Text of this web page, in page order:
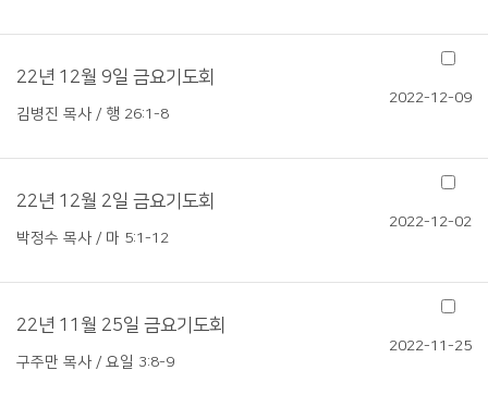
22년 12월 9일 금요기도회
김병진 목사 / 행 26:1-8
2022-12-09
22년 12월 2일 금요기도회
박정수 목사 / 마 5:1-12
2022-12-02
22년 11월 25일 금요기도회
구주만 목사 / 요일 3:8-9
2022-11-25